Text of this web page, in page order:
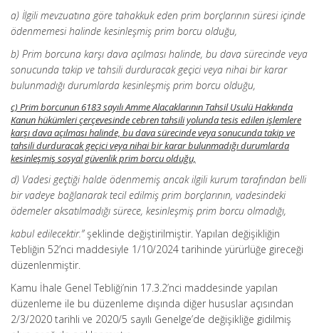
a) İlgili mevzuatına göre tahakkuk eden prim borçlarının süresi içinde
ödenmemesi halinde kesinleşmiş prim borcu olduğu,
b) Prim borcuna karşı dava açılması halinde, bu dava sürecinde veya
sonucunda takip ve tahsili durduracak geçici veya nihai bir karar
bulunmadığı durumlarda kesinleşmiş prim borcu olduğu,
c) Prim borcunun 6183 sayılı Amme Alacaklarının Tahsil Usulü Hakkında
Kanun hükümleri çerçevesinde cebren tahsili yolunda tesis edilen işlemlere
karşı dava açılması halinde, bu dava sürecinde veya sonucunda takip ve
tahsili durduracak geçici veya nihai bir karar bulunmadığı durumlarda
kesinleşmiş sosyal güvenlik prim borcu olduğu,
d) Vadesi geçtiği halde ödenmemiş ancak ilgili kurum tarafından belli
bir vadeye bağlanarak tecil edilmiş prim borçlarının, vadesindeki
ödemeler aksatılmadığı sürece, kesinleşmiş prim borcu olmadığı,
kabul edilecektir.”şeklinde değiştirilmiştir. Yapılan değişikliğin
Tebliğin 52’nci maddesiyle 1/10/2024 tarihinde yürürlüğe gireceği
düzenlenmiştir.
Kamu İhale Genel Tebliği’nin 17.3.2’nci maddesinde yapılan
düzenleme ile bu düzenleme dışında diğer hususlar açısından
2/3/2020 tarihli ve 2020/5 sayılı Genelge’de değişikliğe gidilmiş